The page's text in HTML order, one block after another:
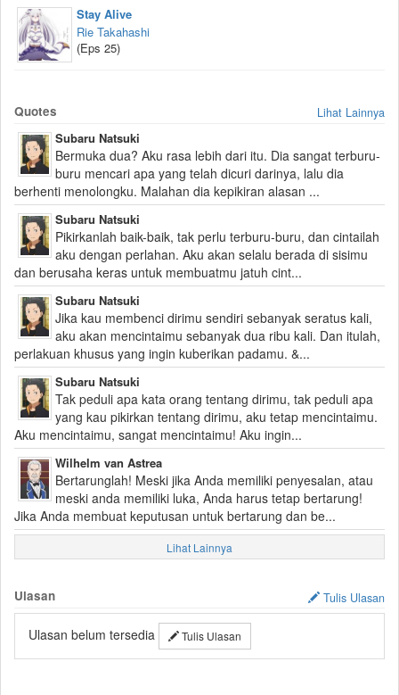
Stay Alive
Rie Takahashi
(Eps 25)
Quotes Lihat Lainnya
Subaru Natsuki
Bermuka dua? Aku rasa lebih dari itu. Dia sangat terburu-
buru mencari apa yang telah dicuri darinya, lalu dia
berhenti menolongku. Malahan dia kepikiran alasan ...
Subaru Natsuki
Pikirkanlah baik-baik, tak perlu terburu-buru, dan cintailah
aku dengan perlahan. Aku akan selalu berada di sisimu
dan berusaha keras untuk membuatmu jatuh cint...
Subaru Natsuki
Jika kau membenci dirimu sendiri sebanyak seratus kali,
aku akan mencintaimu sebanyak dua ribu kali. Dan itulah,
perlakuan khusus yang ingin kuberikan padamu. &...
Subaru Natsuki
Tak peduli apa kata orang tentang dirimu, tak peduli apa
yang kau pikirkan tentang dirimu, aku tetap mencintaimu.
Aku mencintaimu, sangat mencintaimu! Aku ingin...
Wilhelm van Astrea
Bertarunglah! Meski jika Anda memiliki penyesalan, atau
meski anda memiliki luka, Anda harus tetap bertarung!
Jika Anda membuat keputusan untuk bertarung dan be...
Lihat Lainnya
Ulasan Tulis Ulasan
Ulasan belum tersedia Tulis Ulasan